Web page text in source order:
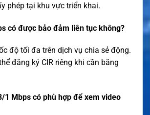
phép tại khu vực triển khai.
có được bảo đảm liên tục không?
độ tối đa trên dịch vụ chia sẻ động.
đăng ký CIR riêng khi cần băng
1 Mbps có phù hợp để xem video